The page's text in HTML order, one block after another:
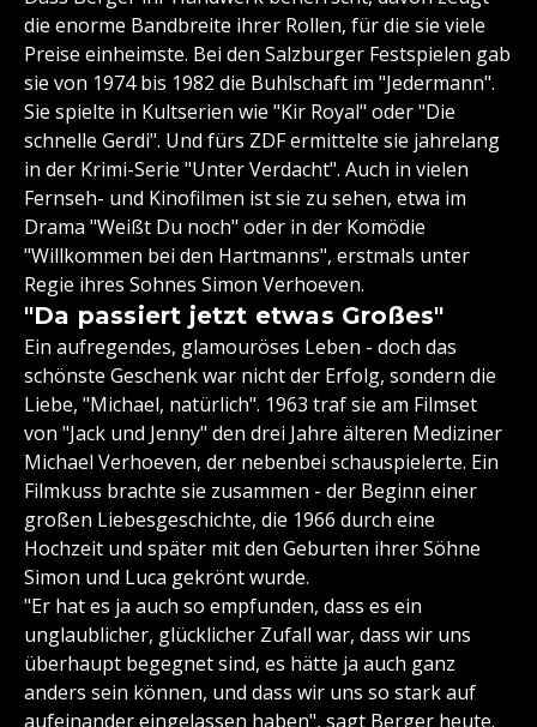
die enorme Bandbreite ihrer Rollen, für die sie viele
Preise einheimste. Bei den Salzburger Festspielen gab
sie von 1974 bis 1982 die Buhlschaft im "Jedermann".
Sie spielte in Kultserien wie "Kir Royal" oder "Die
schnelle Gerdi". Und fürs ZDF ermittelte sie jahrelang
in der Krimi-Serie "Unter Verdacht". Auch in vielen
Fernseh- und Kinofilmen ist sie zu sehen, etwa im
Drama "Weißt Du noch" oder in der Komödie
"Willkommen bei den Hartmanns", erstmals unter
Regie ihres Sohnes Simon Verhoeven.
"Da passiert jetzt etwas Großes"
Ein aufregendes, glamouröses Leben - doch das
schönste Geschenk war nicht der Erfolg, sondern die
Liebe, "Michael, natürlich". 1963 traf sie am Filmset
von "Jack und Jenny" den drei Jahre älteren Mediziner
Michael Verhoeven, der nebenbei schauspielerte. Ein
Filmkuss brachte sie zusammen - der Beginn einer
großen Liebesgeschichte, die 1966 durch eine
Hochzeit und später mit den Geburten ihrer Söhne
Simon und Luca gekrönt wurde.
"Er hat es ja auch so empfunden, dass es ein
unglaublicher, glücklicher Zufall war, dass wir uns
überhaupt begegnet sind, es hätte ja auch ganz
anders sein können, und dass wir uns so stark auf
aufeinander eingelassen haben", sagt Berger heute.